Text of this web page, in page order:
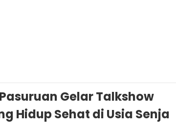
Pasuruan Gelar Talkshow
Hidup Sehat di Usia Senja